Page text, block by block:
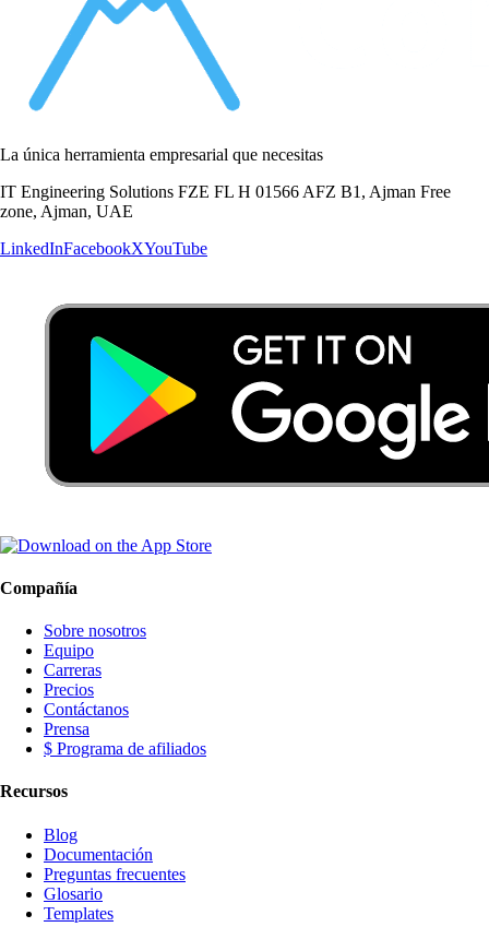
La única herramienta empresarial que necesitas
IT Engineering Solutions FZE FL H 01566 AFZ B1, Ajman Free
zone, Ajman, UAE
LinkedInFacebookXYouTube
Compañía
Sobre nosotros
Equipo
Carreras
Precios
Contáctanos
Prensa
$ Programa de afiliados
Recursos
Blog
Documentación
Preguntas frecuentes
Glosario
Templates